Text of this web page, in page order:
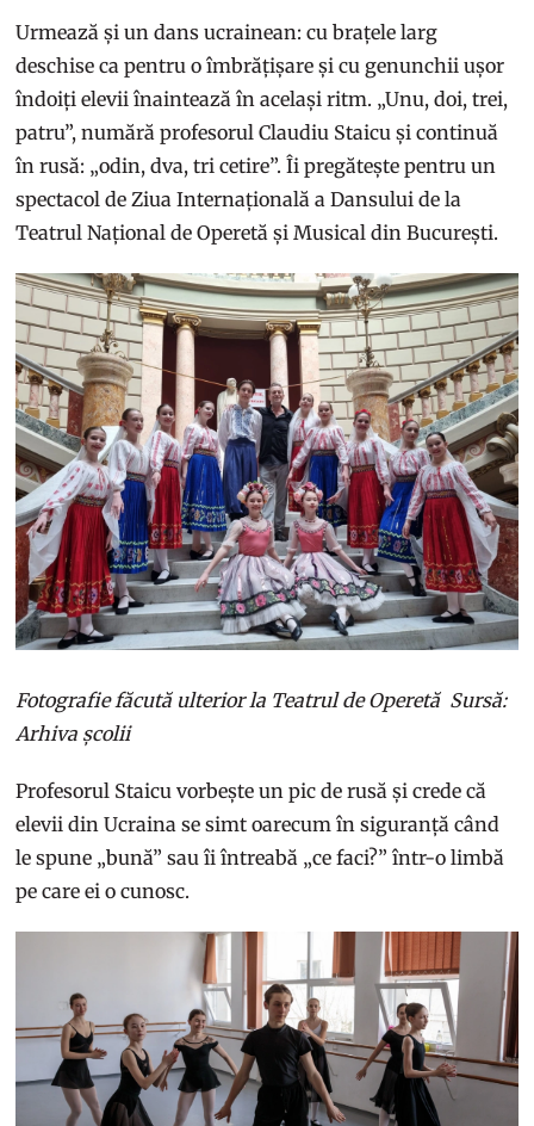
Urmează și un dans ucrainean: cu brațele larg
deschise ca pentru o îmbrățișare și cu genunchii ușor
îndoiți elevii înaintează în același ritm. „Unu, doi, trei,
patru”, numără profesorul Claudiu Staicu și continuă
în rusă: „odin, dva, tri cetire”. Îi pregătește pentru un
spectacol de Ziua Internațională a Dansului de la
Teatrul Național de Operetă și Musical din București.
Fotografie făcută ulterior la Teatrul de Operetă Sursă:
Arhiva școlii
Profesorul Staicu vorbește un pic de rusă și crede că
elevii din Ucraina se simt oarecum în siguranță când
le spune „bună” sau îi întreabă „ce faci?” într-o limbă
pe care ei o cunosc.